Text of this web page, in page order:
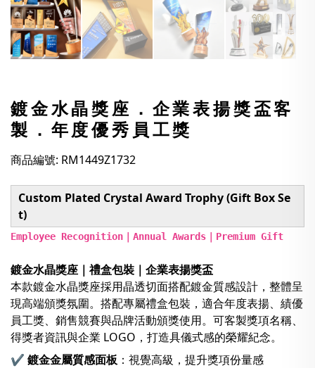
鍍金水晶獎座．企業表揚獎盃客
製．年度優秀員工獎
商品編號: RM1449Z1732
Custom Plated Crystal Award Trophy (Gift Box Se
t)
Employee Recognition｜Annual Awards｜Premium Gift
鍍金水晶獎座｜禮盒包裝｜企業表揚獎盃
本款鍍金水晶獎座採用晶透切面搭配鍍金質感設計，整體呈
現高端頒獎氛圍。搭配專屬禮盒包裝，適合年度表揚、績優
員工獎、銷售競賽與品牌活動頒獎使用。可客製獎項名稱、
得獎者資訊與企業 LOGO，打造具儀式感的榮耀紀念。
✔ 鍍金金屬質感面板 ：視覺高級，提升獎項份量感